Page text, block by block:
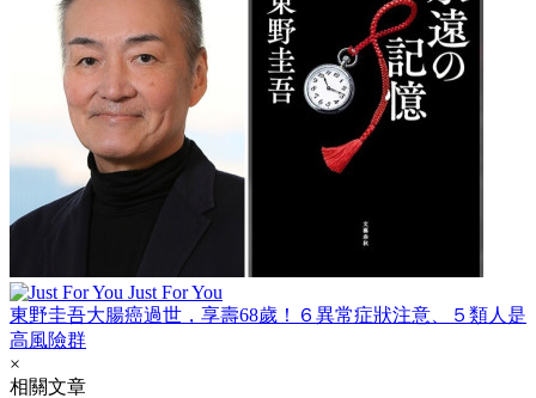
Just For You
東野圭吾大腸癌過世，享壽68歲！６異常症狀注意、５類人是
高風險群
×
相關文章